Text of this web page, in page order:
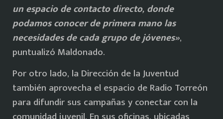
un espacio de contacto directo, donde
podamos conocer de primera mano las
necesidades de cada grupo de jóvenes»,
puntualizó Maldonado.
Por otro lado, la Dirección de la Juventud
también aprovecha el espacio de Radio Torreón
para difundir sus campañas y conectar con la